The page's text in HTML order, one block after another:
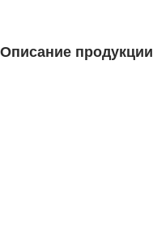
Описание продукции